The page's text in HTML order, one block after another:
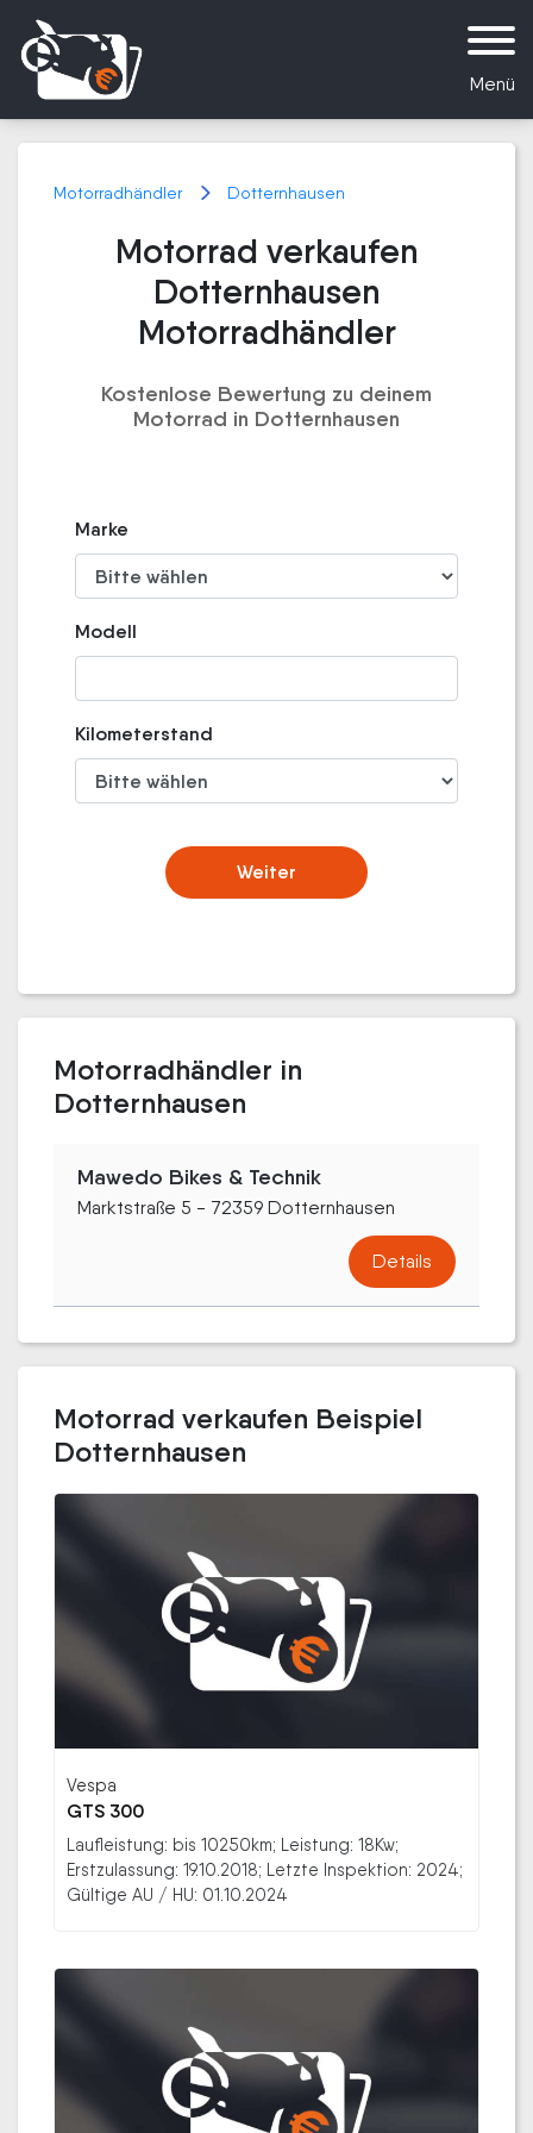
Menü
Motorradhändler Dotternhausen
Motorrad verkaufen
Dotternhausen
Motorradhändler
Kostenlose Bewertung zu deinem
Motorrad in Dotternhausen
Marke
Modell
Kilometerstand
Weiter
Motorradhändler in
Dotternhausen
Mawedo Bikes & Technik
Marktstraße 5 - 72359 Dotternhausen
Details
Motorrad verkaufen Beispiel
Dotternhausen
Vespa
GTS 300
Laufleistung: bis 10250km; Leistung: 18Kw;
Erstzulassung: 19.10.2018; Letzte Inspektion: 2024;
Gültige AU / HU: 01.10.2024